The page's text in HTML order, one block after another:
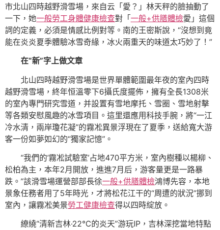
市北山四時越野滑雪場，來自云「愛？」林天秤的臉抽動了
一下，她一般勞工身體健康檢查對「一般+供膳體檢愛」這個
詞的定義，必須是情感比例對等。南的王密斯說，“沒想到竟
能在炎炎夏季體驗冰雪奇緣，冰火兩重天的味道太巧妙了！”
在“新”字上做文章
北山四時越野滑雪場是世界單體範圍最年夜的室內四時
越野滑雪場，終年恒溫零下6攝氏度擺佈，擁有全長1308米
的室內專門研究雪道，并設置有雪地摩托、雪圈、雪地射擊
等各類安慰風趣的冰雪項目。這里還應用科技手腕，將“一江
冷水清，兩岸瓊花凝”的霧凇異景浮現在了夏季，送給寬大游
客一份如夢如幻的“獨家記憶”。
“我們的‘霧凇試驗室’占地470平方米，室內樹種以楊柳、
松柏為主，本年2月開放，進進7月后，游客量更是一路暴
跌。”該滑雪場運營部部長徐一般+供膳體檢鴻博先容，本地
景象任務者用了5年時光，才將松花江干的“周遭的狀況”挪到
室內，讓霧凇美景勞工健康檢查得以四時綻放。
繚繞“清新吉林·22℃的炎天”游玩IP，吉林深挖當地特點